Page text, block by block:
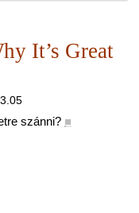
It’s Great
szánni? ■